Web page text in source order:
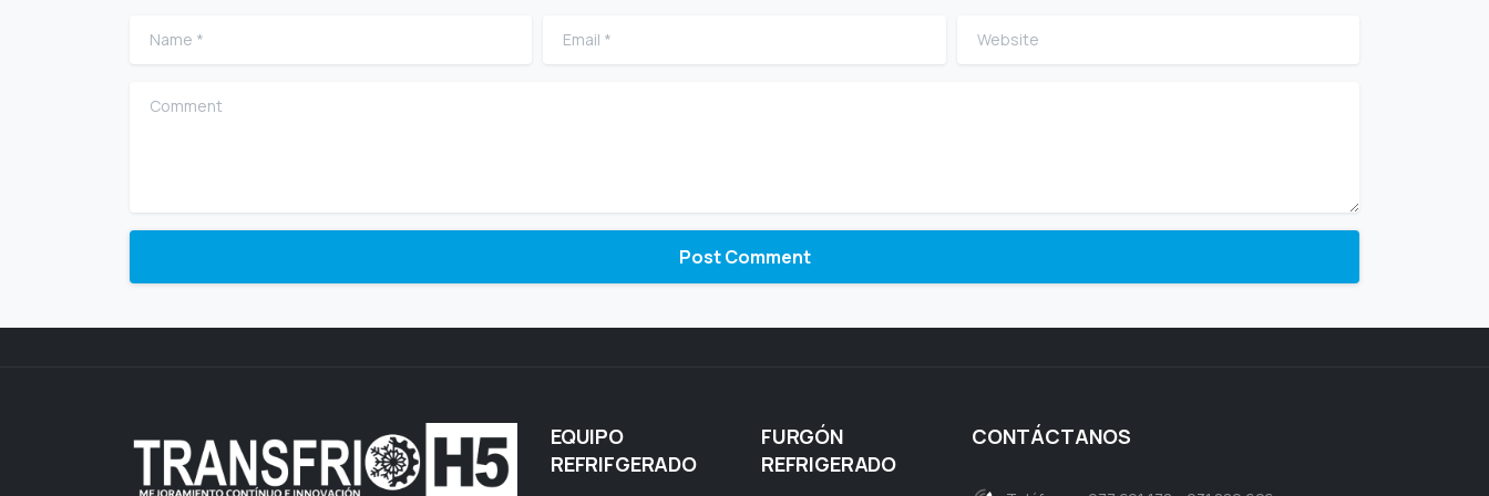
Name Email Website
Comment
EQUIPO
REFRIFGERADO
FURGÓN
REFRIGERADO
CONTÁCTANOS